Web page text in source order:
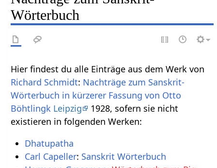
Wörterbuch
Hier findest du alle Einträge aus dem Werk von
Richard Schmidt: Nachträge zum Sanskrit-
Wörterbuch in kürzerer Fassung von Otto
Böhtlingk Leipzig
1928, sofern sie nicht
existieren in folgenden Werken:
Dhatupatha
Carl Capeller: Sanskrit Wörterbuch